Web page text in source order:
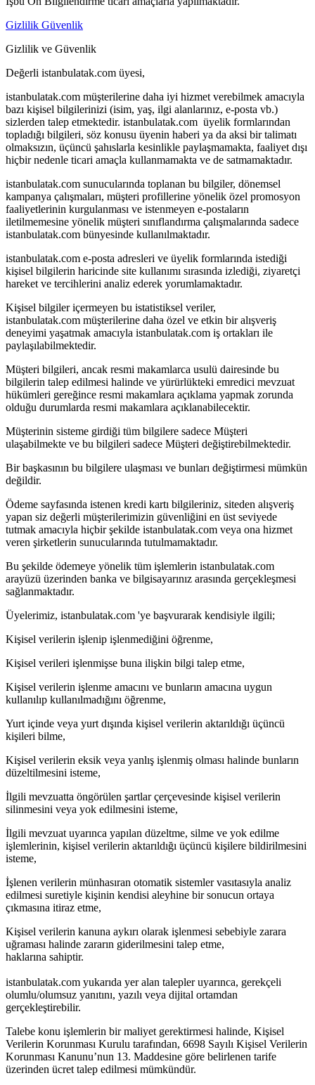
Gizlilik Güvenlik
Gizlilik ve Güvenlik
Değerli istanbulatak.com üyesi,
istanbulatak.com müşterilerine daha iyi hizmet verebilmek amacıyla
bazı kişisel bilgilerinizi (isim, yaş, ilgi alanlarınız, e-posta vb.)
sizlerden talep etmektedir. istanbulatak.com üyelik formlarından
topladığı bilgileri, söz konusu üyenin haberi ya da aksi bir talimatı
olmaksızın, üçüncü şahıslarla kesinlikle paylaşmamakta, faaliyet dışı
hiçbir nedenle ticari amaçla kullanmamakta ve de satmamaktadır.
istanbulatak.com sunucularında toplanan bu bilgiler, dönemsel
kampanya çalışmaları, müşteri profillerine yönelik özel promosyon
faaliyetlerinin kurgulanması ve istenmeyen e-postaların
iletilmemesine yönelik müşteri sınıflandırma çalışmalarında sadece
istanbulatak.com bünyesinde kullanılmaktadır.
istanbulatak.com e-posta adresleri ve üyelik formlarında istediği
kişisel bilgilerin haricinde site kullanımı sırasında izlediği, ziyaretçi
hareket ve tercihlerini analiz ederek yorumlamaktadır.
Kişisel bilgiler içermeyen bu istatistiksel veriler,
istanbulatak.com müşterilerine daha özel ve etkin bir alışveriş
deneyimi yaşatmak amacıyla istanbulatak.com iş ortakları ile
paylaşılabilmektedir.
Müşteri bilgileri, ancak resmi makamlarca usulü dairesinde bu
bilgilerin talep edilmesi halinde ve yürürlükteki emredici mevzuat
hükümleri gereğince resmi makamlara açıklama yapmak zorunda
olduğu durumlarda resmi makamlara açıklanabilecektir.
Müşterinin sisteme girdiği tüm bilgilere sadece Müşteri
ulaşabilmekte ve bu bilgileri sadece Müşteri değiştirebilmektedir.
Bir başkasının bu bilgilere ulaşması ve bunları değiştirmesi mümkün
değildir.
Ödeme sayfasında istenen kredi kartı bilgileriniz, siteden alışveriş
yapan siz değerli müşterilerimizin güvenliğini en üst seviyede
tutmak amacıyla hiçbir şekilde istanbulatak.com veya ona hizmet
veren şirketlerin sunucularında tutulmamaktadır.
Bu şekilde ödemeye yönelik tüm işlemlerin istanbulatak.com
arayüzü üzerinden banka ve bilgisayarınız arasında gerçekleşmesi
sağlanmaktadır.
Üyelerimiz, istanbulatak.com 'ye başvurarak kendisiyle ilgili;
Kişisel verilerin işlenip işlenmediğini öğrenme,
Kişisel verileri işlenmişse buna ilişkin bilgi talep etme,
Kişisel verilerin işlenme amacını ve bunların amacına uygun
kullanılıp kullanılmadığını öğrenme,
Yurt içinde veya yurt dışında kişisel verilerin aktarıldığı üçüncü
kişileri bilme,
Kişisel verilerin eksik veya yanlış işlenmiş olması halinde bunların
düzeltilmesini isteme,
İlgili mevzuatta öngörülen şartlar çerçevesinde kişisel verilerin
silinmesini veya yok edilmesini isteme,
İlgili mevzuat uyarınca yapılan düzeltme, silme ve yok edilme
işlemlerinin, kişisel verilerin aktarıldığı üçüncü kişilere bildirilmesini
isteme,
İşlenen verilerin münhasıran otomatik sistemler vasıtasıyla analiz
edilmesi suretiyle kişinin kendisi aleyhine bir sonucun ortaya
çıkmasına itiraz etme,
Kişisel verilerin kanuna aykırı olarak işlenmesi sebebiyle zarara
uğraması halinde zararın giderilmesini talep etme,
haklarına sahiptir.
istanbulatak.com yukarıda yer alan talepler uyarınca, gerekçeli
olumlu/olumsuz yanıtını, yazılı veya dijital ortamdan
gerçekleştirebilir.
Talebe konu işlemlerin bir maliyet gerektirmesi halinde, Kişisel
Verilerin Korunması Kurulu tarafından, 6698 Sayılı Kişisel Verilerin
Korunması Kanunu’nun 13. Maddesine göre belirlenen tarife
üzerinden ücret talep edilmesi mümkündür.